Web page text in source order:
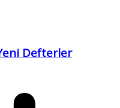
Defterler